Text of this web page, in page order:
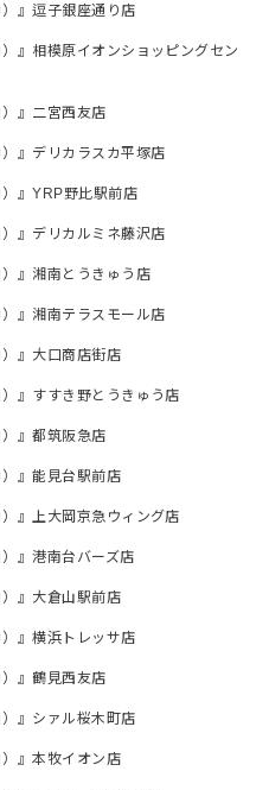
』逗子銀座通り店
』相模原イオンショッピングセン
）』二宮西友店
』デリカラスカ平塚店
）』YRP野比駅前店
』デリカルミネ藤沢店
）』湘南とうきゅう店
』湘南テラスモール店
）』大口商店街店
』すすき野とうきゅう店
）』都筑阪急店
）』能見台駅前店
』上大岡京急ウィング店
』港南台バーズ店
）』大倉山駅前店
』横浜トレッサ店
）』鶴見西友店
』シァル桜木町店
）』本牧イオン店